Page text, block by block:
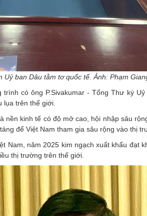
Uỷ ban Dâu tằm tơ quốc tế. Ảnh: Phạm
có ông P.Sivakumar - Tổng Thư ký
lụa trên thế giới.
nền kinh tế có độ mở cao, hội nhập sâu
để Việt Nam tham gia sâu rộng vào thị
Nam, năm 2025 kim ngạch xuất khẩu đạt
thị trường trên thế giới.